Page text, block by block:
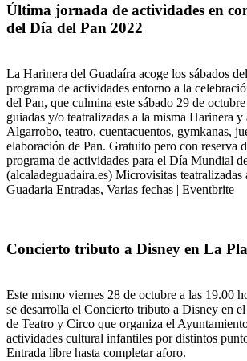
Última jornada de actividades en
del Día del Pan 2022
La Harinera del Guadaíra acoge los sábados
programa de actividades entorno a la
del Pan, que culmina este sábado 29 de
guiadas y/o teatralizadas a la misma Harinera
Algarrobo, teatro, cuentacuentos, gymkanas,
elaboración de Pan. Gratuito pero con reserva
programa de actividades para el Día Mundial
(alcaladeguadaira.es) Microvisitas teatralizadas
Guadaria Entradas, Varias fechas | Eventbrite
Concierto tributo a Disney en La
Este mismo viernes 28 de octubre a las 19.00
se desarrolla el Concierto tributo a Disney en
de Teatro y Circo que organiza el
actividades cultural infantiles por distintos
Entrada libre hasta completar aforo.